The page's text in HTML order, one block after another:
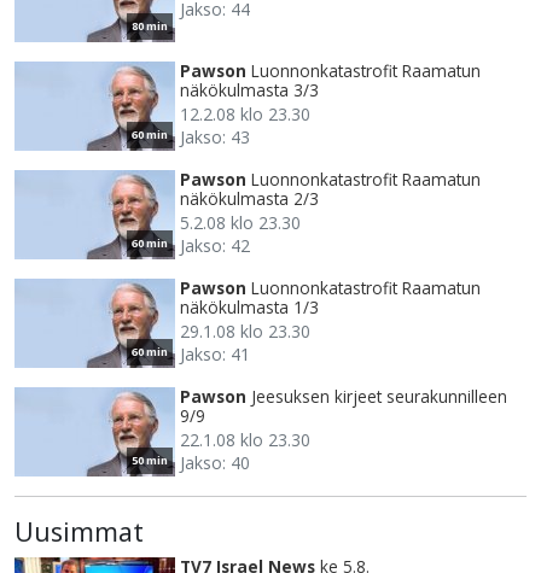
80 min
Jakso: 44
60 min
Pawson Luonnonkatastrofit Raamatun
näkökulmasta 3/3
12.2.08 klo 23.30
Jakso: 43
60 min
Pawson Luonnonkatastrofit Raamatun
näkökulmasta 2/3
5.2.08 klo 23.30
Jakso: 42
60 min
Pawson Luonnonkatastrofit Raamatun
näkökulmasta 1/3
29.1.08 klo 23.30
Jakso: 41
50 min
Pawson Jeesuksen kirjeet seurakunnilleen
9/9
22.1.08 klo 23.30
Jakso: 40
Uusimmat
TV7 Israel News ke 5.8.